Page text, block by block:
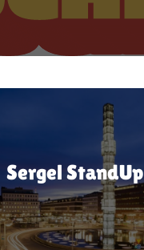
PODDEN
Sergel StandUp